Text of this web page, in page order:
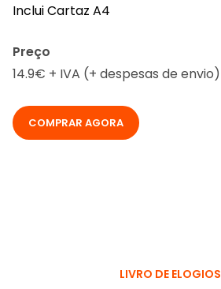
Inclui Cartaz A4
Preço
14.9€ + IVA (+ despesas de envio)
COMPRAR AGORA
LIVRO DE ELOGIOS